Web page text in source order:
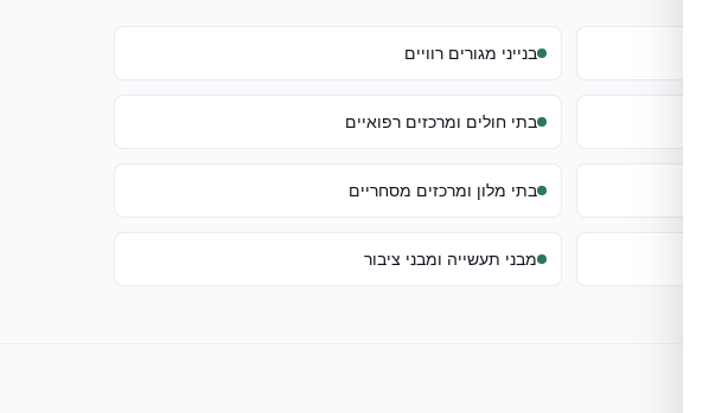
בנייני מגורים רוויים
בתי חולים ומרכזים רפואיים
בתי מלון ומרכזים מסחריים
מבני תעשייה ומבני ציבור